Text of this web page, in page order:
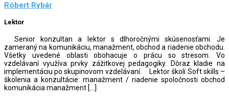
Róbert Rybár
Lektor
Senior konzultan a lektor s dlhoročnými skúsenosťami. Je
zameraný na komunikáciu, manažment, obchod a riadenie obchodu.
Všetky uvedené oblasti obohacuje o prácu so stresom. Vo
vzdelávaní využíva prvky zážitkovej pedagogiky. Dôraz kladie na
implementáciu po skupinovom vzdelávaní. Lektor školí Soft skills –
školenia a konzultácie: manažment / riadenie spoločnosti obchod
komunikácia manažment […]